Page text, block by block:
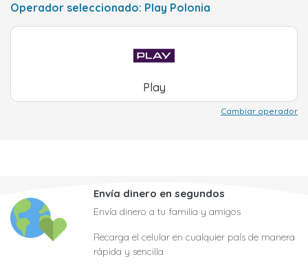
Operador seleccionado: Play Polonia
Play
Cambiar operador
Envía dinero en segundos
Envía dinero a tu familia y amigos
Recarga el celular en cualquier país de manera
rápida y sencilla